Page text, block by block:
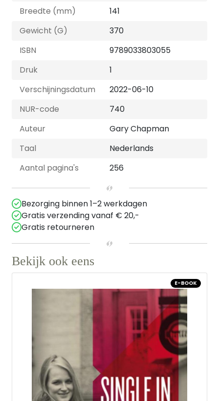
Breedte (mm)
141
Gewicht (G)
370
ISBN
9789033803055
Druk
1
Verschijningsdatum
2022-06-10
NUR-code
740
Auteur
Gary Chapman
Taal
Nederlands
Aantal pagina's
256
Bezorging binnen 1–2 werkdagen
Gratis verzending vanaf € 20,-
Gratis retourneren
Bekijk ook eens
E-BOOK